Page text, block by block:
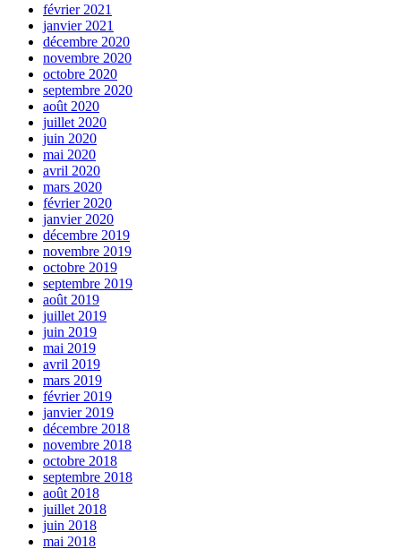
février 2021
janvier 2021
décembre 2020
novembre 2020
octobre 2020
septembre 2020
août 2020
juillet 2020
juin 2020
mai 2020
avril 2020
mars 2020
février 2020
janvier 2020
décembre 2019
novembre 2019
octobre 2019
septembre 2019
août 2019
juillet 2019
juin 2019
mai 2019
avril 2019
mars 2019
février 2019
janvier 2019
décembre 2018
novembre 2018
octobre 2018
septembre 2018
août 2018
juillet 2018
juin 2018
mai 2018